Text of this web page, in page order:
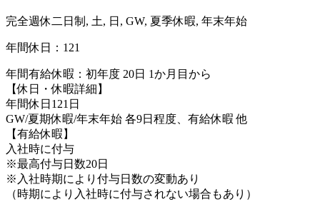
完全週休二日制, 土, 日, GW, 夏季休暇, 年末年始
年間休日：121
年間有給休暇：初年度 20日 1か月目から
【休日・休暇詳細】
年間休日121日
GW/夏期休暇/年末年始 各9日程度、有給休暇 他
【有給休暇】
入社時に付与
※最高付与日数20日
※入社時期により付与日数の変動あり
（時期により入社時に付与されない場合もあり）